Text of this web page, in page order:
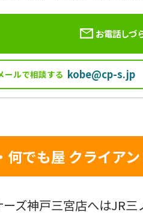
お電話しづ
ールで相談する kobe@cp-s.jp
何でも屋 クライア
ズ神戸三宮店へはJR